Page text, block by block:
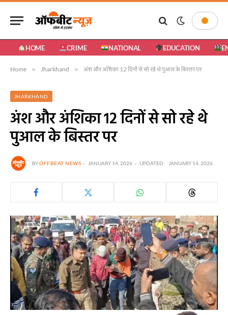
HOME CRIME NATIONAL EDUCATION
Home » Jharkhand » अंश और अंशिका 12 दिनों से सो रहे थे पुआल के बिस्तर पर
JHARKHAND
अंश और अंशिका 12 दिनों से सो रहे थे
पुआल के बिस्तर पर
BYOFFBEAT NEWS JANUARY 14, 2026 UPDATED: JANUARY 14, 2026